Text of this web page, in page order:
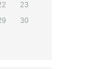
23
30